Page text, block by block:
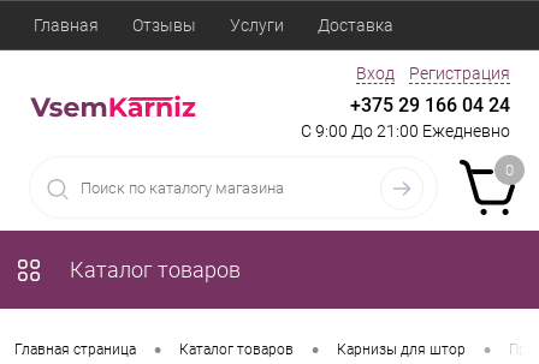
Главная Отзывы Услуги Доставка
Вход Регистрация
+375 29 166 04 24
С 9:00 До 21:00 Ежедневно
0
Каталог товаров
Главная страница • Каталог товаров • Карнизы для штор •